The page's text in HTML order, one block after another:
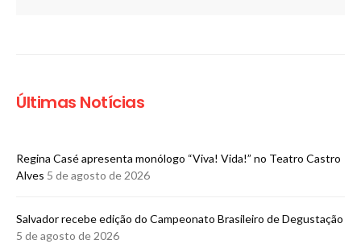
Últimas Notícias
Regina Casé apresenta monólogo “Viva! Vida!” no Teatro Castro
Alves 5 de agosto de 2026
​Salvador recebe edição do Campeonato Brasileiro de Degustação
5 de agosto de 2026